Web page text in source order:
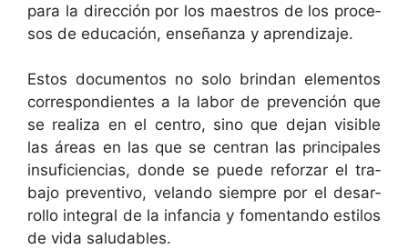
para la direc­ción por los mae­stros de los pro­ce­
sos de edu­cación, enseñan­za y aprendizaje.
Estos doc­u­men­tos no solo brin­dan ele­men­tos
cor­re­spon­di­entes a la labor de pre­ven­ción que
se real­iza en el cen­tro, sino que dejan vis­i­ble
las áreas en las que se cen­tran las prin­ci­pales
insu­fi­cien­cias, donde se puede reforzar el tra­
ba­jo pre­ven­ti­vo, velando siem­pre por el desar­
rol­lo inte­gral de la infan­cia y fomen­tan­do esti­los
de vida saludables.